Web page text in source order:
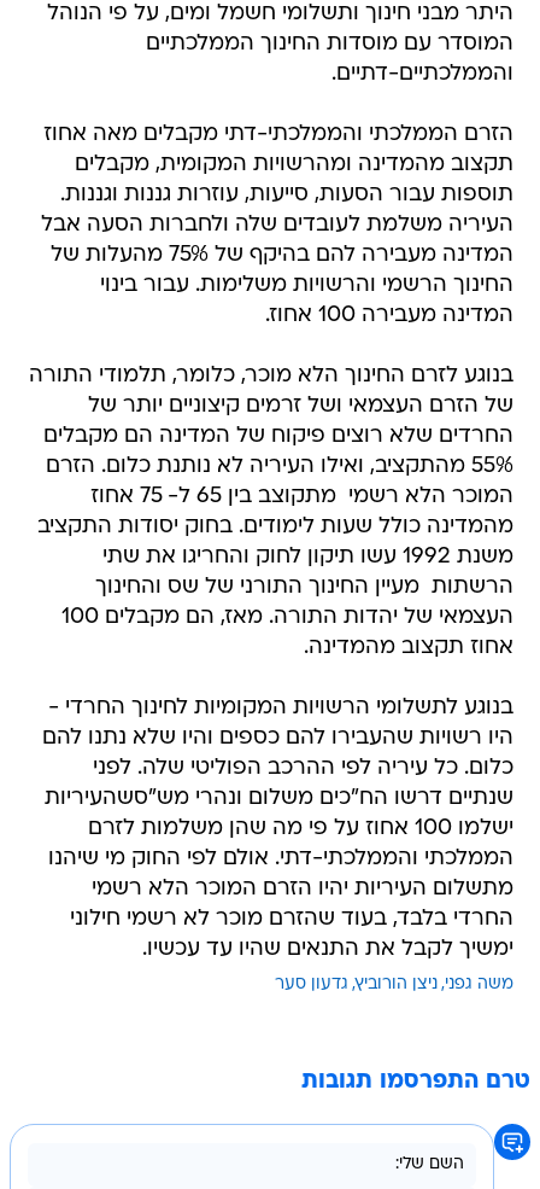
והממלכתיים-דתיים.
הזרם הממלכתי והממלכתי-דתי מקבלים מאה אחוז
תוספות עבור הסעות, סייעות, עוזרות גננות וגננות.
העיריה משלמת לעובדים שלה ולחברות הסעה אבל
המדינה מעבירה להם בהיקף של 75% מהעלות של
החינוך הרשמי והרשויות משלימות. עבור בינוי
המדינה מעבירה 100 אחוז.
בנוגע לזרם החינוך הלא מוכר, כלומר, תלמודי התורה
החרדים שלא רוצים פיקוח של המדינה הם מקבלים
55% מהתקציב, ואילו העיריה לא נותנת כלום. הזרם
המוכר הלא רשמי  מתקוצב בין 65 ל- 75 אחוז
מהמדינה כולל שעות לימודים. בחוק יסודות התקציב
משנת 1992 עשו תיקון לחוק והחריגו את שתי
הרשתות  מעיין החינוך התורני של שס והחינוך
אחוז תקצוב מהמדינה.
בנוגע לתשלומי הרשויות המקומיות לחינוך החרדי -
כלום. כל עיריה לפי ההרכב הפוליטי שלה. לפני
שנתיים דרשו הח"כים משלום ונהרי מש"סשהעיריות
ישלמו 100 אחוז על פי מה שהן משלמות לזרם
הממלכתי והממלכתי-דתי. אולם לפי החוק מי שיהנו
מתשלום העיריות יהיו הזרם המוכר הלא רשמי
החרדי בלבד, בעוד שהזרם מוכר לא רשמי חילוני
ימשיך לקבל את התנאים שהיו עד עכשיו.
משה גפני ניצן הורוביץ גדעון סער